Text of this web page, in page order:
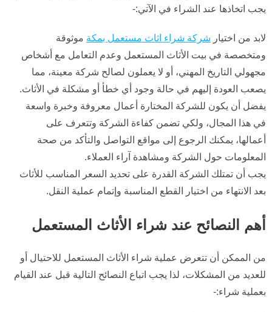
يجب اتخاذها عند الشراء في الآتي:-
لابد من اختيار شركة شراء اثاث مستعمل بمكة موثوقة
ومتخصصة في بيت الأثاث المستعمل وعدم التعامل مع أشخاص
مجهولي التاريخ المهني، أو لا يعملون لصالح شركة معينة، مما
يصعب العودة إليهم في حالة وجود أي خطأ أو مشكلة في الأثاث.
يفضل أن يكون للشركة المختارة أعمال معروفة وخبرة واسعة
في هذا المجال، ولكي تضمن كفاءة الشركة وتتعرف على
أعمالها، يمكنك الرجوع إلى مواقع التواصل والتأكد من صحة
المعلومات حول الشركة ومشاهدة آراء العملاء.
يجب أن تمتلك الشركة القدرة على تحديد السعر المناسب للأثاث
بعد الانتهاء من اختيار القطع المناسبة وإتمام عملية النقل.
أهم النصائح عند شراء الأثاث المستعمل
من الممكن أن تتعرض عملية شراء الأثاث المستعمل للاحتيال أو
للعديد من المشكلات، لذا يجب اتباع النصائح التالية قبل عند القيام
بعملية شراء:-